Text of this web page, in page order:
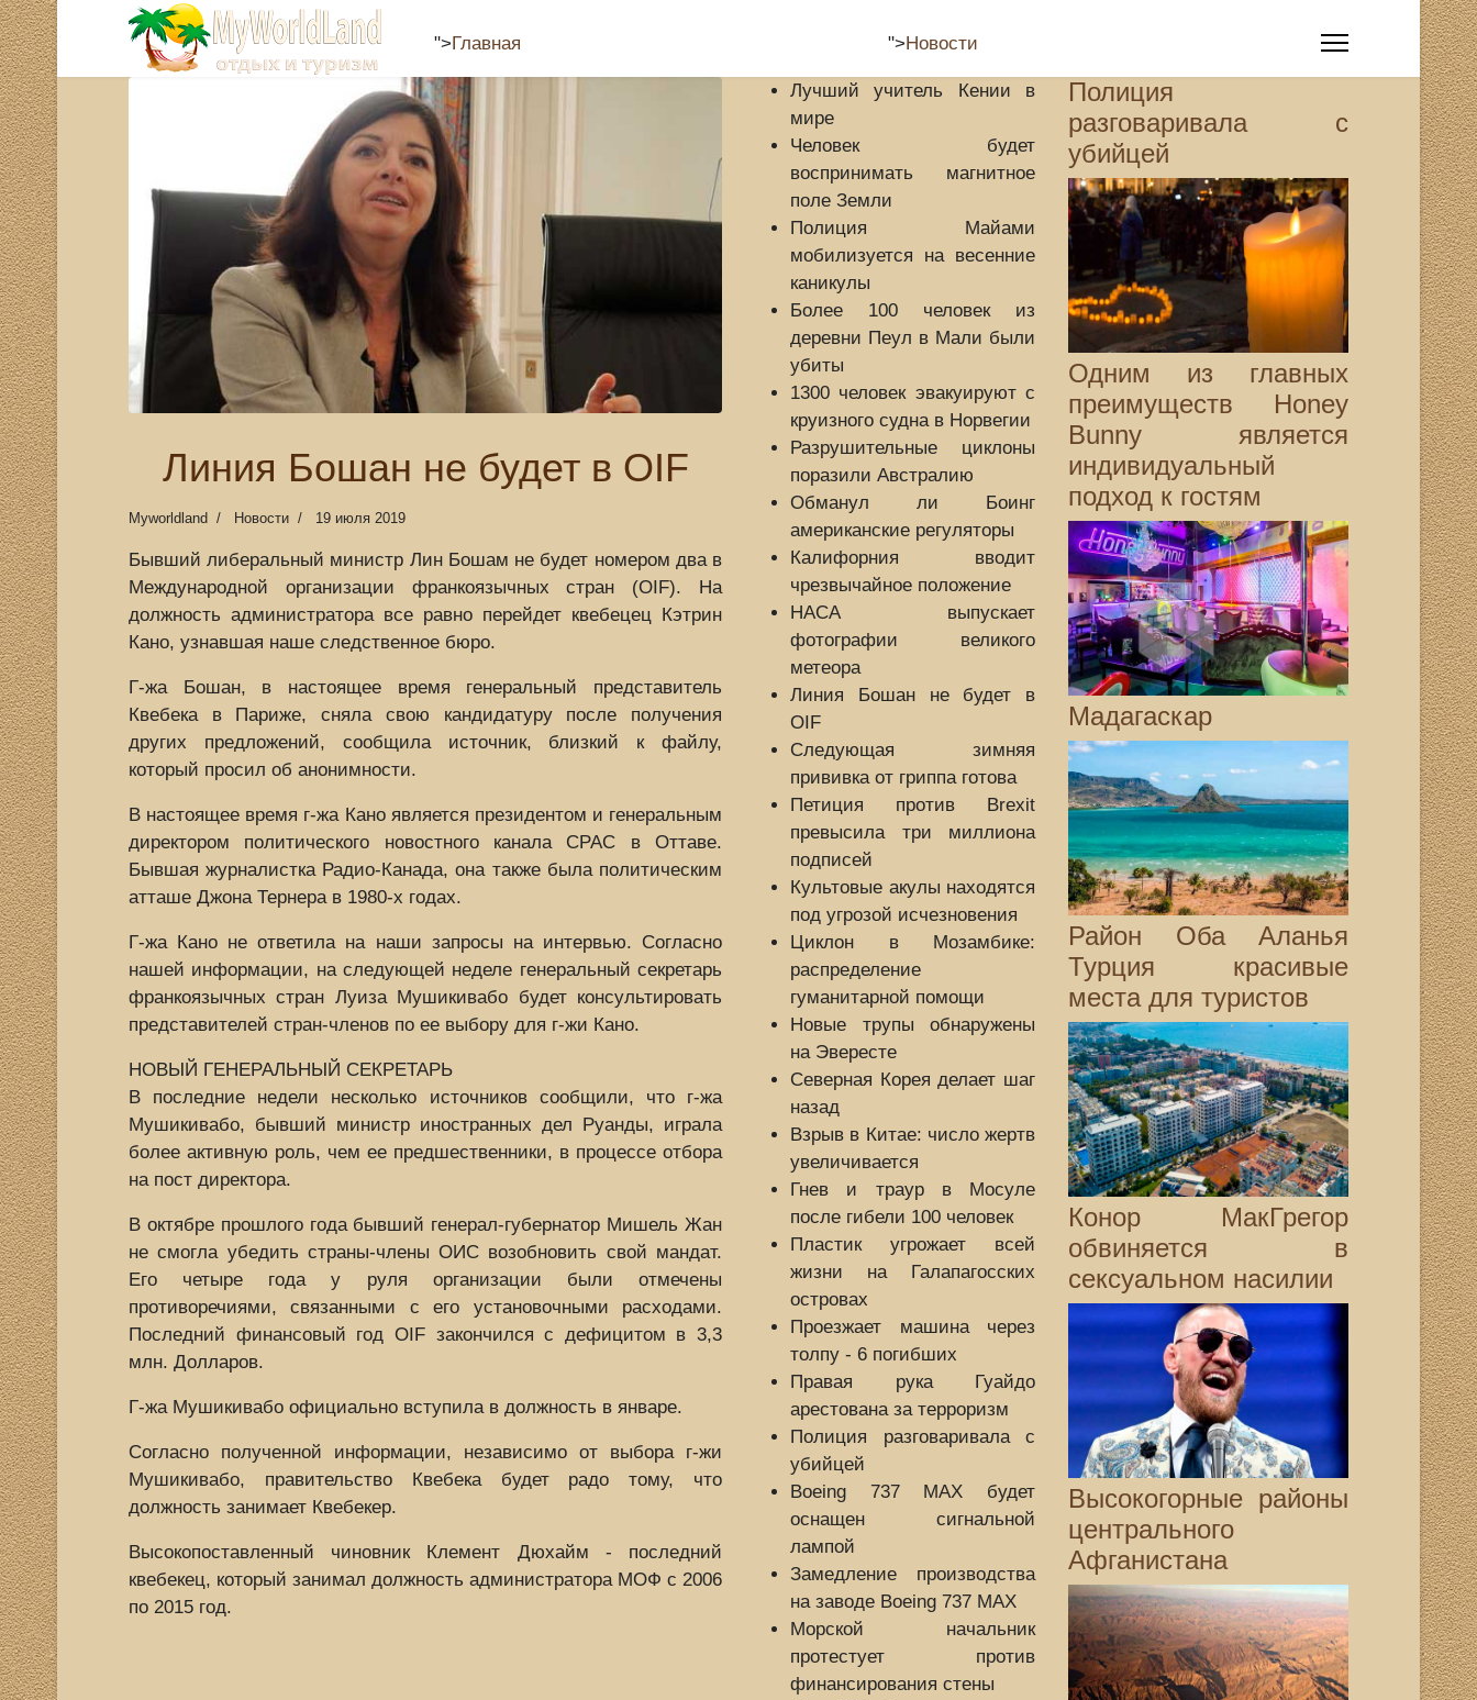
">Главная ">Новости
Линия Бошан не будет в OIF
Myworldland Новости 19 июля 2019
Бывший либеральный министр Лин Бошам не будет номером два в
Международной организации франкоязычных стран (OIF). На
должность администратора все равно перейдет квебецец Кэтрин
Кано, узнавшая наше следственное бюро.
Г-жа Бошан, в настоящее время генеральный представитель
Квебека в Париже, сняла свою кандидатуру после получения
других предложений, сообщила источник, близкий к файлу,
который просил об анонимности.
В настоящее время г-жа Кано является президентом и генеральным
директором политического новостного канала CPAC в Оттаве.
Бывшая журналистка Радио-Канада, она также была политическим
атташе Джона Тернера в 1980-х годах.
Г-жа Кано не ответила на наши запросы на интервью. Согласно
нашей информации, на следующей неделе генеральный секретарь
франкоязычных стран Луиза Мушикивабо будет консультировать
представителей стран-членов по ее выбору для г-жи Кано.
НОВЫЙ ГЕНЕРАЛЬНЫЙ СЕКРЕТАРЬ
В последние недели несколько источников сообщили, что г-жа
Мушикивабо, бывший министр иностранных дел Руанды, играла
более активную роль, чем ее предшественники, в процессе отбора
на пост директора.
В октябре прошлого года бывший генерал-губернатор Мишель Жан
не смогла убедить страны-члены ОИС возобновить свой мандат.
Его четыре года у руля организации были отмечены
противоречиями, связанными с его установочными расходами.
Последний финансовый год OIF закончился с дефицитом в 3,3
млн. Долларов.
Г-жа Мушикивабо официально вступила в должность в январе.
Согласно полученной информации, независимо от выбора г-жи
Мушикивабо, правительство Квебека будет радо тому, что
должность занимает Квебекер.
Высокопоставленный чиновник Клемент Дюхайм - последний
квебекец, который занимал должность администратора МОФ с 2006
по 2015 год.
Лучший учитель Кении в
мире
Человек будет
воспринимать магнитное
поле Земли
Полиция Майами
мобилизуется на весенние
каникулы
Более 100 человек из
деревни Пеул в Мали были
убиты
1300 человек эвакуируют с
круизного судна в Норвегии
Разрушительные циклоны
поразили Австралию
Обманул ли Боинг
американские регуляторы
Калифорния вводит
чрезвычайное положение
НАСА выпускает
фотографии великого
метеора
Линия Бошан не будет в
OIF
Следующая зимняя
прививка от гриппа готова
Петиция против Brexit
превысила три миллиона
подписей
Культовые акулы находятся
под угрозой исчезновения
Циклон в Мозамбике:
распределение
гуманитарной помощи
Новые трупы обнаружены
на Эвересте
Северная Корея делает шаг
назад
Взрыв в Китае: число жертв
увеличивается
Гнев и траур в Мосуле
после гибели 100 человек
Пластик угрожает всей
жизни на Галапагосских
островах
Проезжает машина через
толпу - 6 погибших
Правая рука Гуайдо
арестована за терроризм
Полиция разговаривала с
убийцей
Boeing 737 MAX будет
оснащен сигнальной
лампой
Замедление производства
на заводе Boeing 737 MAX
Морской начальник
протестует против
финансирования стены
Полиция
разговаривала с
убийцей
Одним из главных
преимуществ Honey
Bunny является
индивидуальный
подход к гостям
Мадагаскар
Район Оба Аланья
Турция красивые
места для туристов
Конор МакГрегор
обвиняется в
сексуальном насилии
Высокогорные районы
центрального
Афганистана